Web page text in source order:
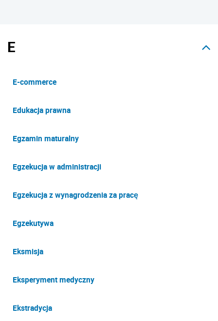
E
E-commerce
Edukacja prawna
Egzamin maturalny
Egzekucja w administracji
Egzekucja z wynagrodzenia za pracę
Egzekutywa
Eksmisja
Eksperyment medyczny
Ekstradycja